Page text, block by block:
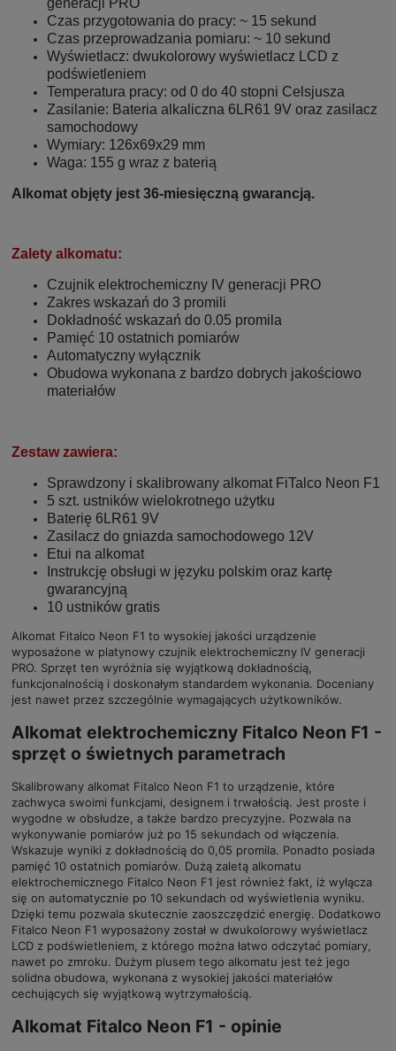
Czas przygotowania do pracy: ~ 15 sekund
Czas przeprowadzania pomiaru: ~ 10 sekund
Wyświetlacz: dwukolorowy wyświetlacz LCD z
podświetleniem
Temperatura pracy: od 0 do 40 stopni Celsjusza
Zasilanie: Bateria alkaliczna 6LR61 9V oraz zasilacz
samochodowy
Wymiary: 126x69x29 mm
Waga: 155 g wraz z baterią
Alkomat objęty jest 36-miesięczną gwarancją.
Zalety alkomatu:
Czujnik elektrochemiczny IV generacji PRO
Zakres wskazań do 3 promili
Dokładność wskazań do 0.05 promila
Pamięć 10 ostatnich pomiarów
Automatyczny wyłącznik
Obudowa wykonana z bardzo dobrych jakościowo
materiałów
Zestaw zawiera:
Sprawdzony i skalibrowany alkomat FiTalco Neon F1
5 szt. ustników wielokrotnego użytku
Baterię 6LR61 9V
Zasilacz do gniazda samochodowego 12V
Etui na alkomat
Instrukcję obsługi w języku polskim oraz kartę
gwarancyjną
10 ustników gratis
Alkomat Fitalco Neon F1 to wysokiej jakości urządzenie
wyposażone w platynowy czujnik elektrochemiczny IV generacji
PRO. Sprzęt ten wyróżnia się wyjątkową dokładnością,
funkcjonalnością i doskonałym standardem wykonania. Doceniany
jest nawet przez szczególnie wymagających użytkowników.
Alkomat elektrochemiczny Fitalco Neon F1 -
sprzęt o świetnych parametrach
Skalibrowany alkomat Fitalco Neon F1 to urządzenie, które
zachwyca swoimi funkcjami, designem i trwałością. Jest proste i
wygodne w obsłudze, a także bardzo precyzyjne. Pozwala na
wykonywanie pomiarów już po 15 sekundach od włączenia.
Wskazuje wyniki z dokładnością do 0,05 promila. Ponadto posiada
pamięć 10 ostatnich pomiarów. Dużą zaletą alkomatu
elektrochemicznego Fitalco Neon F1 jest również fakt, iż wyłącza
się on automatycznie po 10 sekundach od wyświetlenia wyniku.
Dzięki temu pozwala skutecznie zaoszczędzić energię. Dodatkowo
Fitalco Neon F1 wyposażony został w dwukolorowy wyświetlacz
LCD z podświetleniem, z którego można łatwo odczytać pomiary,
nawet po zmroku. Dużym plusem tego alkomatu jest też jego
solidna obudowa, wykonana z wysokiej jakości materiałów
cechujących się wyjątkową wytrzymałością.
Alkomat Fitalco Neon F1 - opinie